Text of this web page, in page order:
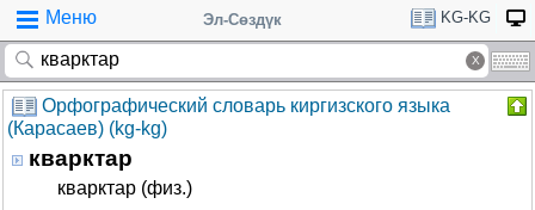
Меню Эл-Сөздүк KG-KG
Орфографический словарь киргизского языка
(Карасаев) (kg-kg)
кварктар
кварктар (физ.)